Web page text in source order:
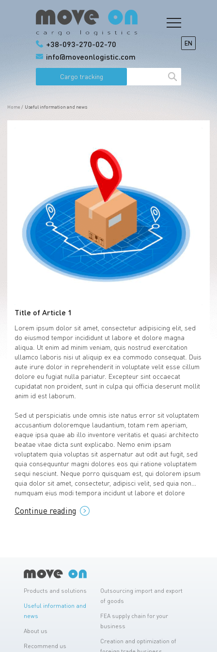
+38-093-270-02-70
info@moveonlogistic.com
Cargo tracking
EN
Home / Useful information and news
Title of Article 1
Lorem ipsum dolor sit amet, consectetur adipisicing elit, sed
do eiusmod tempor incididunt ut labore et dolore magna
aliqua. Ut enim ad minim veniam, quis nostrud exercitation
ullamco laboris nisi ut aliquip ex ea commodo consequat. Duis
aute irure dolor in reprehenderit in voluptate velit esse cillum
dolore eu fugiat nulla pariatur. Excepteur sint occaecat
cupidatat non proident, sunt in culpa qui officia deserunt mollit
anim id est laborum.
Sed ut perspiciatis unde omnis iste natus error sit voluptatem
accusantium doloremque laudantium, totam rem aperiam,
eaque ipsa quae ab illo inventore veritatis et quasi architecto
beatae vitae dicta sunt explicabo. Nemo enim ipsam
voluptatem quia voluptas sit aspernatur aut odit aut fugit, sed
quia consequuntur magni dolores eos qui ratione voluptatem
sequi nesciunt. Neque porro quisquam est, qui dolorem ipsum
quia dolor sit amet, consectetur, adipisci velit, sed quia non
numquam eius modi tempora incidunt ut labore et dolore
amet, consectetur adipisicing elit, sed do eiusmod tempor
sunt in culpa qui officia deserunt mollit anim id est laborum.
Continue reading
Products and solutions
Useful information and
news
About us
Recommend us
Outsourcing import and export
of goods
FEA supply chain for your
business
Creation and optimization of